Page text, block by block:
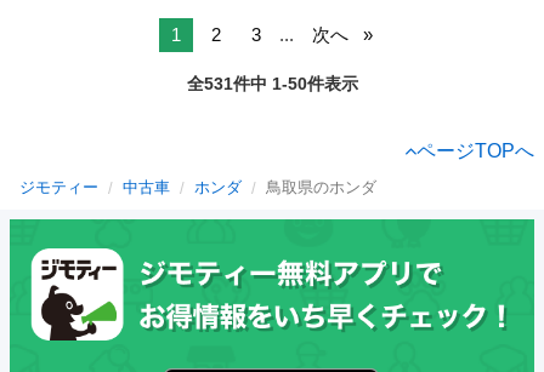
1 2 3 ... 次へ
全531件中 1-50件表示
ページTOPへ
ジモティー 中古車 ホンダ 鳥取県のホンダ